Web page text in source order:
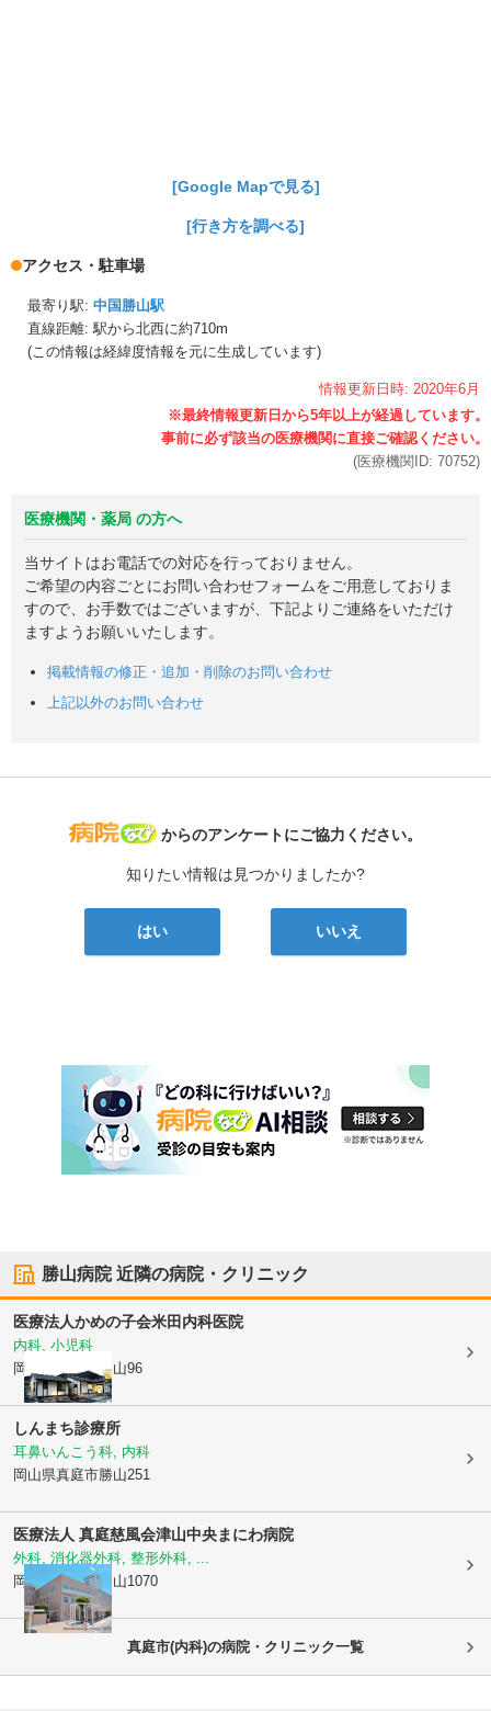
[Google Mapで見る]
[行き方を調べる]
アクセス・駐車場
最寄り駅: 中国勝山駅
直線距離: 駅から北西に約710m
(この情報は経緯度情報を元に生成しています)
情報更新日時: 2020年6月
(医療機関ID: 70752)
医療機関・薬局 の方へ
当サイトはお電話での対応を行っておりません。
ご希望の内容ごとにお問い合わせフォームをご用意しておりま
すので、お手数ではございますが、下記よりご連絡をいただけ
ますようお願いいたします。
掲載情報の修正・追加・削除のお問い合わせ
上記以外のお問い合わせ
病院なび
からのアンケートにご協力ください。
知りたい情報は見つかりましたか?
はい いいえ
勝山病院近隣の病院・クリニック
医療法人かめの子会米田内科医院
内科, 小児科
岡山県真庭市 勝山96
しんまち診療所
耳鼻いんこう科, 内科
岡山県真庭市勝山251
医療法人 真庭慈風会津山中央まにわ病院
外科, 消化器外科, 整形外科, ...
岡山県真庭市勝山1070
真庭市(内科)の病院・クリニック一覧